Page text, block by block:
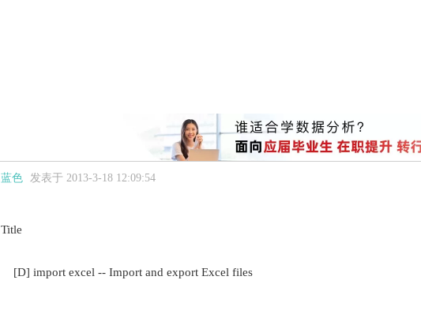
蓝色 发表于 2013-3-18 12:09:54
Title
[D] import excel -- Import and export Excel files